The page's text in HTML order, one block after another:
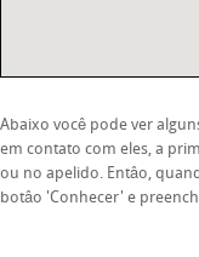
Abaixo você pode ver
em contato com eles, a
ou no apelido. Entâo,
botâo 'Conhecer' e